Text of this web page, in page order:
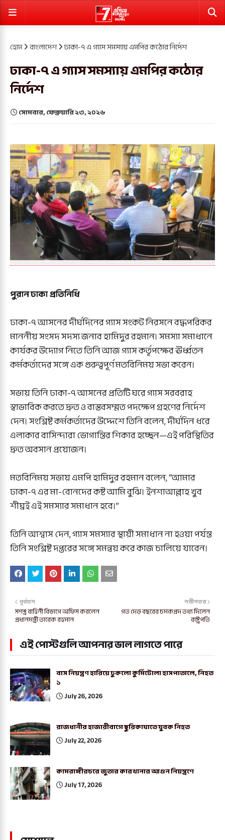
হোম বাংলাদেশ ঢাকা-৭ এ গ্যাস সমস্যায় এমপির কঠোর নির্দেশ
ঢাকা-৭ এ গ্যাস সমস্যায় এমপির কঠোর
নির্দেশ
সোমবার, ফেব্রুয়ারি ২৩, ২০২৬
পুরান ঢাকা প্রতিনিধি
ঢাকা-৭ আসনের দীর্ঘদিনের গ্যাস সংকট নিরসনে বদ্ধপরিকর
মাননীয় সংসদ সদস্য জনাব হামিদুর রহমান। সমস্যা সমাধানে
কার্যকর উদ্যোগ নিতে তিনি আজ গ্যাস কর্তৃপক্ষের ঊর্ধ্বতন
কর্মকর্তাদের সঙ্গে এক গুরুত্বপূর্ণ মতবিনিময় সভা করেন।
সভায় তিনি ঢাকা-৭ আসনের প্রতিটি ঘরে গ্যাস সরবরাহ
স্বাভাবিক করতে দ্রুত ও বাস্তবসম্মত পদক্ষেপ গ্রহণের নির্দেশ
দেন। সংশ্লিষ্ট কর্মকর্তাদের উদ্দেশে তিনি বলেন, দীর্ঘদিন ধরে
এলাকার বাসিন্দারা ভোগান্তির শিকার হচ্ছেন—এই পরিস্থিতির
দ্রুত অবসান প্রয়োজন।
মতবিনিময় সভায় এমপি হামিদুর রহমান বলেন, “আমার
ঢাকা-৭ এর মা-বোনদের কষ্ট আমি বুঝি। ইনশাআল্লাহ খুব
শীঘ্রই এই সমস্যার সমাধান হবে।”
তিনি আশ্বাস দেন, গ্যাস সমস্যার স্থায়ী সমাধান না হওয়া পর্যন্ত
তিনি সংশ্লিষ্ট দপ্তরের সঙ্গে সমন্বয় করে কাজ চালিয়ে যাবেন।
নবীনতর
গত দেড় বছরের চমকপ্রদ তথ্য দিলেন
রাষ্ট্রপতি
পূর্বতন
সশস্ত্র বাহিনী বিভাগে অফিস করলেন
প্রধানমন্ত্রী তারেক রহমান
এই পোস্টগুলি আপনার ভাল লাগতে পারে
বাস নিয়ন্ত্রণ হারিয়ে ঢুকলো কুর্মিটোলা হাসপাতালে, নিহত
১
July 26, 2026
রাজধানীর হাজারীবাগে ছুরিকাঘাতে যুবক নিহত
July 22, 2026
কামরাঙ্গীরচরে জুতার কারখানার আগুন নিয়ন্ত্রণে
July 17, 2026